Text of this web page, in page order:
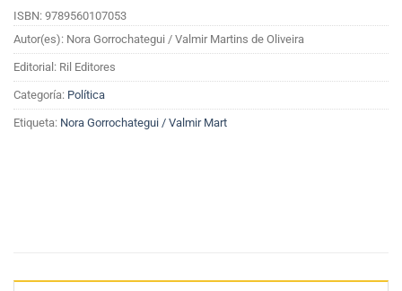
ISBN: 9789560107053
Autor(es): Nora Gorrochategui / Valmir Martins de Oliveira
Editorial: Ril Editores
Categoría: Política
Etiqueta: Nora Gorrochategui / Valmir Mart